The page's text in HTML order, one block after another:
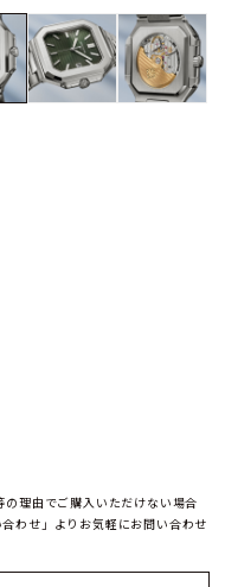
理由でご購入いただけない場合
わせ」よりお気軽にお問い合わせ